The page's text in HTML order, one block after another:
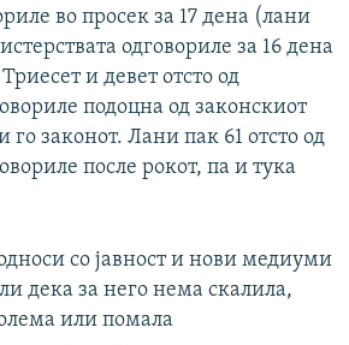
во просек за 17 дена (лани
одговориле за 16 дена
и девет отсто од
подоцна од законскиот
законот. Лани пак 61 отсто од
после рокот, па и тука
со јавност и нови медиуми
дека за него нема скалила,
или помала